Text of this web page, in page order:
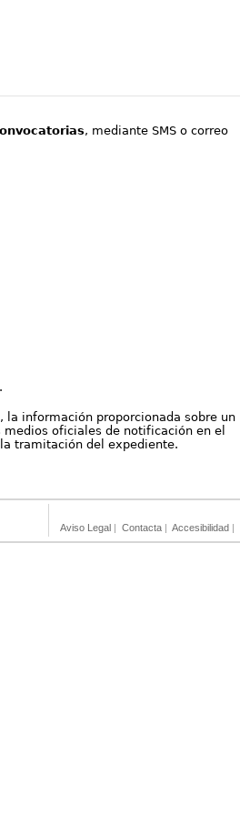
, mediante SMS o correo
información proporcionada sobre un
oficiales de notificación en el
tramitación del expediente.
Aviso Legal | Contacta | Accesibilidad |